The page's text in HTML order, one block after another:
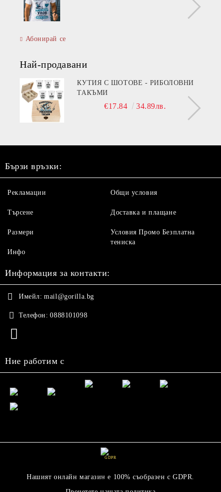
Абонирай се
Най-продавани
КУТИЯ С ШОТОВЕ - РИБОЛОВНИ
ТАКЪМИ
€17.84 34.89лв.
Бързи връзки:
Рекламации
Търсене
Размери
Инфо
Общи условия
Доставка и плащане
Условия Промо Безплатна
тениска
Информация за контакти:
Имейл: mail@gorilla.bg
Телефон: 0888101098
Ние работим с
GDPR
Нашият онлайн магазин е 100% съобразен с GDPR.